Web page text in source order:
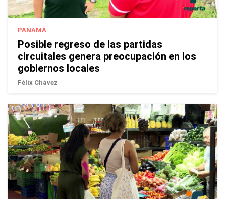
PANAMÁ
Posible regreso de las partidas
circuitales genera preocupación en los
gobiernos locales
Félix Chávez